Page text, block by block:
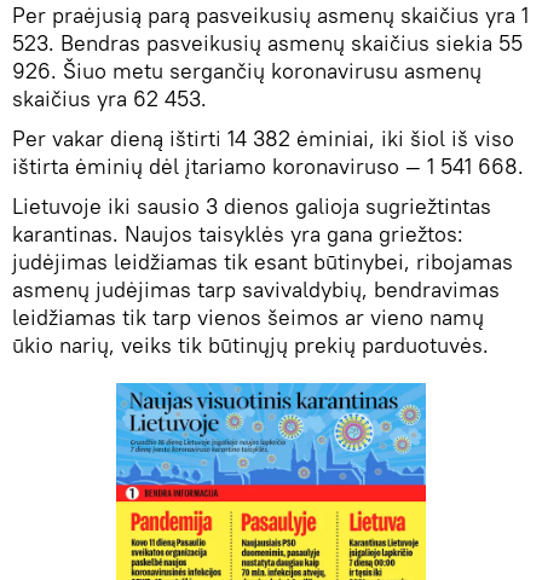
Per praėjusią parą pasveikusių asmenų skaičius yra 1
523. Bendras pasveikusių asmenų skaičius siekia 55
926. Šiuo metu sergančių koronavirusu asmenų
skaičius yra 62 453.
Per vakar dieną ištirti 14 382 ėminiai, iki šiol iš viso
ištirta ėminių dėl įtariamo koronaviruso — 1 541 668.
Lietuvoje iki sausio 3 dienos galioja sugriežtintas
karantinas. Naujos taisyklės yra gana griežtos:
judėjimas leidžiamas tik esant būtinybei, ribojamas
asmenų judėjimas tarp savivaldybių, bendravimas
leidžiamas tik tarp vienos šeimos ar vieno namų
ūkio narių, veiks tik būtinųjų prekių parduotuvės.